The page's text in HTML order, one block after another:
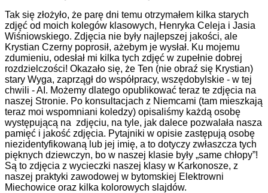
Tak się złożyło, że parę dni temu otrzymałem kilka starych
zdjęć od moich kolegów klasowych, Henryka Celeja i Jasia
Wiśniowskiego. Zdjęcia nie były najlepszej jakości, ale
Krystian Czerny poprosił, ażebym je wysłał. Ku mojemu
zdumieniu, odesłał mi kilka tych zdjęć w zupełnie dobrej
rozdzielczości! Okazało się, że Ten (nie obraź się Krystian)
stary Wyga, zaprzągł do współpracy, wszędobylskie - w tej
chwili - AI. Możemy dlatego opublikować teraz te zdjęcia na
naszej Stronie. Po konsultacjach z Niemcami (tam mieszkają
teraz moi wspomniani koledzy) opisaliśmy każdą osobę
występującą na zdjęciu, na tyle, jak dalece pozwalała nasza
pamięć i jakość zdjęcia. Pytajniki w opisie zastępują osobę
niezidentyfikowaną lub jej imię, a to dotyczy zwłaszcza tych
pięknych dziewczyn, bo w naszej klasie były „same chłopy”!
Są to zdjęcia z wycieczki naszej klasy w Karkonosze, z
naszej praktyki zawodowej w bytomskiej Elektrowni
Miechowice oraz kilka kolorowych slajdów.